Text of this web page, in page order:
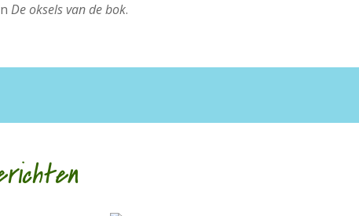
De oksels van de bok.